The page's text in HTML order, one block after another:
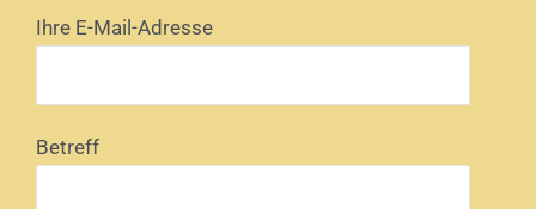
Ihre E-Mail-Adresse
Betreff